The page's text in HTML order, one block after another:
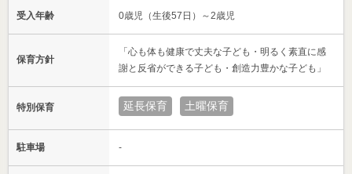
受入年齢 0歳児（生後57日）～2歳児
保育方針
「心も体も健康で丈夫な子ども・明るく素直に感
謝と反省ができる子ども・創造力豊かな子ども」
特別保育 延長保育 土曜保育
駐車場 -